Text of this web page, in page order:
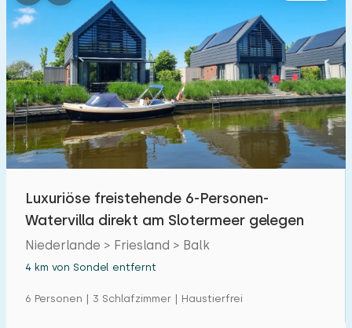
Luxuriöse freistehende 6-Personen-
Watervilla direkt am Slotermeer gelegen
Niederlande > Friesland > Balk
4 km von Sondel entfernt
6 Personen | 3 Schlafzimmer | Haustierfrei